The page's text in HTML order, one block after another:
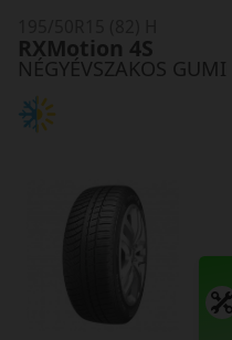
NÉGYÉVSZAKOS GUMI
RXMotion 4S